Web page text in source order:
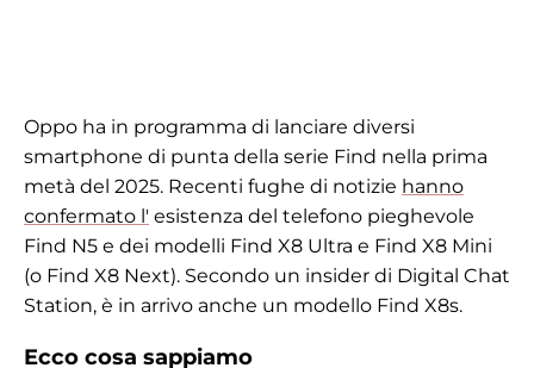
Oppo ha in programma di lanciare diversi
smartphone di punta della serie Find nella prima
metà del 2025. Recenti fughe di notizie hanno
confermato l' esistenza del telefono pieghevole
Find N5 e dei modelli Find X8 Ultra e Find X8 Mini
(o Find X8 Next). Secondo un insider di Digital Chat
Station, è in arrivo anche un modello Find X8s.
Ecco cosa sappiamo